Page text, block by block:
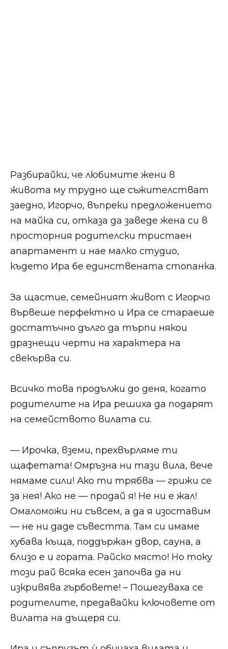
Разбирайки, че любимите жени в
живота му трудно ще съжителстват
заедно, Игорчо, въпреки предложението
на майка си, отказа да заведе жена си в
просторния родителски тристаен
апартамент и нае малко студио,
където Ира бе единствената стопанка.
За щастие, семейният живот с Игорчо
вървеше перфектно и Ира се стараеше
достатъчно дълго да търпи някои
дразнещи черти на характера на
свекърва си.
Всичко това продължи до деня, когато
родителите на Ира решиха да подарят
на семейството вилата си.
— Ирочка, вземи, прехвърляме ти
щафетата! Омръзна ни тази вила, вече
нямаме сили! Ако ти трябва — грижи се
за нея! Ако не — продай я! Не ни е жал!
Омаломожи ни съвсем, а да я изоставим
— не ни даде съвестта. Там си имаме
хубава къща, поддържан двор, сауна, а
близо е и гората. Райско място! Но току
този рай всяка есен започва да ни
изкривява гърбовете! – Пошегуваха се
родителите, предавайки ключовете от
вилата на дъщеря си.